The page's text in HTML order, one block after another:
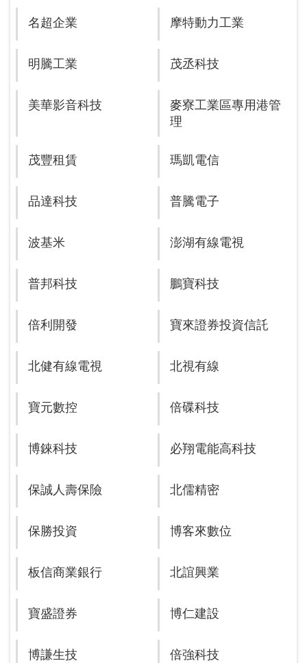
名超企業 摩特動力工業
明騰工業 茂丞科技
美華影音科技
麥寮工業區專用港管
理
茂豐租賃 瑪凱電信
品達科技 普騰電子
波基米 澎湖有線電視
普邦科技 鵬寶科技
倍利開發 寶來證券投資信託
北健有線電視 北視有線
寶元數控 倍碟科技
博錸科技 必翔電能高科技
保誠人壽保險 北儒精密
保勝投資 博客來數位
板信商業銀行 北誼興業
寶盛證券 博仁建設
博謙生技 倍強科技